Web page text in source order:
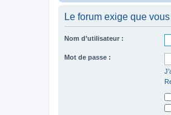
Le forum exige que
Nom d’utilisateur :
Mot de passe :